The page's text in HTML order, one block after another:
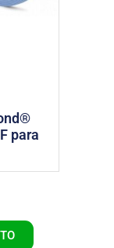
para